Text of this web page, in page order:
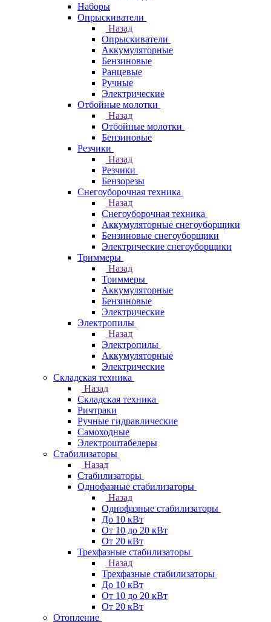
Наборы
Опрыскиватели
Назад
Опрыскиватели
Аккумуляторные
Бензиновые
Ранцевые
Ручные
Электрические
Отбойные молотки
Назад
Отбойные молотки
Бензиновые
Резчики
Назад
Резчики
Бензорезы
Снегоуборочная техника
Назад
Снегоуборочная техника
Аккумуляторные снегоуборщики
Бензиновые снегоуборщики
Электрические снегоуборщики
Триммеры
Назад
Триммеры
Аккумуляторные
Бензиновые
Электрические
Электропилы
Назад
Электропилы
Аккумуляторные
Электрические
Складская техника
Назад
Складская техника
Ричтраки
Ручные гидравлические
Самоходные
Электроштабелеры
Стабилизаторы
Назад
Стабилизаторы
Однофазные стабилизаторы
Назад
Однофазные стабилизаторы
До 10 кВт
От 10 до 20 кВт
От 20 кВт
Трехфазные стабилизаторы
Назад
Трехфазные стабилизаторы
До 10 кВт
От 10 до 20 кВт
От 20 кВт
Отопление